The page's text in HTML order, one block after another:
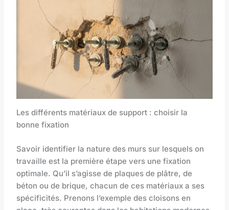
Les différents matériaux de support : choisir la
bonne fixation
Savoir identifier la nature des murs sur lesquels on
travaille est la première étape vers une fixation
optimale. Qu’il s’agisse de plaques de plâtre, de
béton ou de brique, chacun de ces matériaux a ses
spécificités. Prenons l’exemple des cloisons en